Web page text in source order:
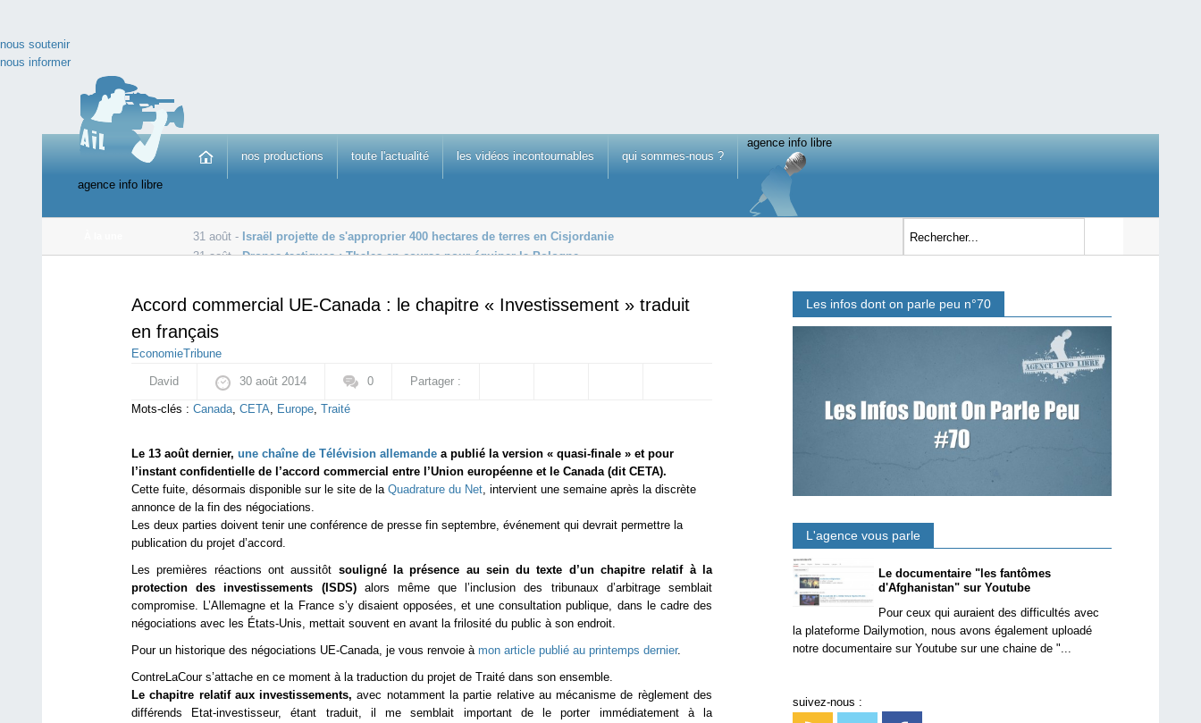
nous soutenir
nous informer
agence info libre
nos productions toute l'actualité les vidéos incontournables qui sommes-nous ?
agence info libre
31 août - Israël projette de s'approprier 400 hectares de terres en Cisjordanie
31 août -Drones tactiques : Thales en course pour équiper la Pologne
Accord commercial UE-Canada : le chapitre « Investissement » traduit
en français
EconomieTribune
David 30 août 2014 0 Partager :
Mots-clés : Canada, CETA, Europe, Traité
Le 13 août dernier, une chaîne de Télévision allemande a publié la version « quasi-finale » et pour
l’instant confidentielle de l’accord commercial entre l’Union européenne et le Canada (dit CETA).
Cette fuite, désormais disponible sur le site de la Quadrature du Net, intervient une semaine après la discrète
annonce de la fin des négociations.
Les deux parties doivent tenir une conférence de presse fin septembre, événement qui devrait permettre la
publication du projet d’accord.
Les premières réactions ont aussitôt souligné la présence au sein du texte d’un chapitre relatif à la
protection des investissements (ISDS)alors même que l’inclusion des tribunaux d’arbitrage semblait
compromise. L’Allemagne et la France s’y disaient opposées, et une consultation publique, dans le cadre des
négociations avec les États-Unis, mettait souvent en avant la frilosité du public à son endroit.
Pour un historique des négociations UE-Canada, je vous renvoie à mon article publié au printemps dernier.
ContreLaCour s’attache en ce moment à la traduction du projet de Traité dans son ensemble.
Le chapitre relatif aux investissements, avec notamment la partie relative au mécanisme de règlement des
différends Etat-investisseur, étant traduit, il me semblait important de le porter immédiatement à la
Les infos dont on parle peu n°70
L'agence vous parle
Le documentaire "les fantômes
d'Afghanistan" sur Youtube
Pour ceux qui auraient des difficultés avec
la plateforme Dailymotion, nous avons également uploadé
notre documentaire sur Youtube sur une chaine de "...
suivez-nous :